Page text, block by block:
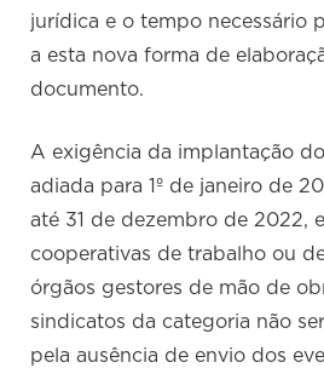
jurídica e o tempo necessário
a esta nova forma de
documento.
A exigência da implantação
adiada para 1º de janeiro de
até 31 de dezembro de 2022,
cooperativas de trabalho ou
órgãos gestores de mão de
sindicatos da categoria não
pela ausência de envio dos